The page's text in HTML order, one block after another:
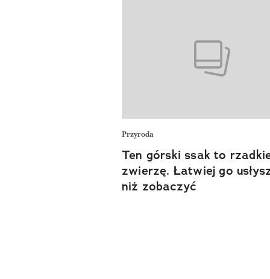
Przyroda
Ten górski ssak to
zwierzę. Łatwiej go
niż zobaczyć